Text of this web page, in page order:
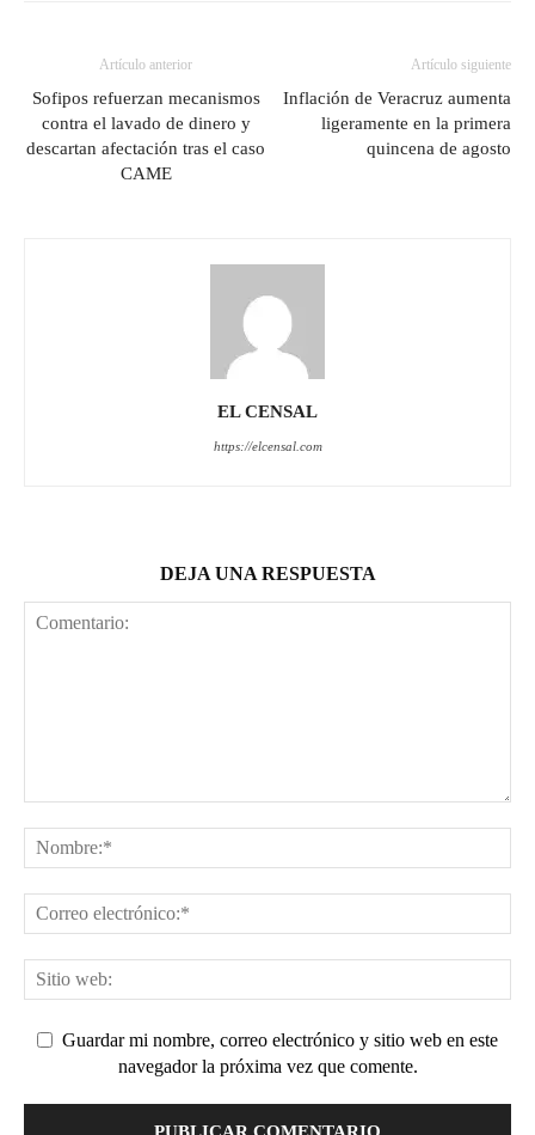
Artículo anterior
Sofipos refuerzan mecanismos
contra el lavado de dinero y
descartan afectación tras el caso
CAME
Artículo siguiente
Inflación de Veracruz aumenta
ligeramente en la primera
quincena de agosto
EL CENSAL
https://elcensal.com
DEJA UNA RESPUESTA
Guardar mi nombre, correo electrónico y sitio web en este
navegador la próxima vez que comente.